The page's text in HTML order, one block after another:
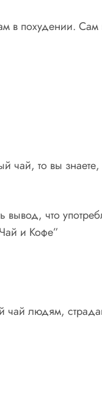
в похудении.
чай, то вы
что
и Кофе”
чай людям,